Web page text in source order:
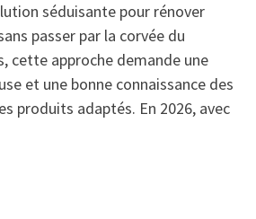
séduisante pour rénover
passer par la corvée du
cette approche demande une
et une bonne connaissance des
produits adaptés. En 2026, avec